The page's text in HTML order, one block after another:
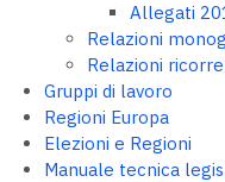
Allegati
Relazioni
Relazioni
Gruppi di lavoro
Regioni Europa
Elezioni e Regioni
Manuale tecnica